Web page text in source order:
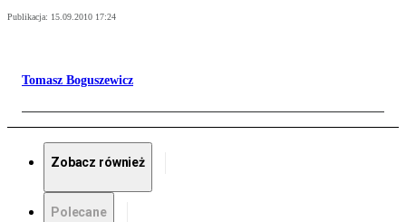
Publikacja: 15.09.2010 17:24
Tomasz Boguszewicz
Zobacz również
Polecane